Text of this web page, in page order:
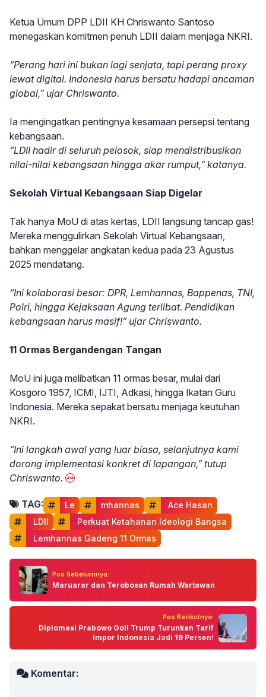
Ketua Umum DPP LDII KH Chriswanto Santoso
menegaskan komitmen penuh LDII dalam menjaga NKRI.
“Perang hari ini bukan lagi senjata, tapi perang proxy
lewat digital. Indonesia harus bersatu hadapi ancaman
global,” ujar Chriswanto.
Ia mengingatkan pentingnya kesamaan persepsi tentang
kebangsaan.
“LDII hadir di seluruh pelosok, siap mendistribusikan
nilai-nilai kebangsaan hingga akar rumput,” katanya.
Sekolah Virtual Kebangsaan Siap Digelar
Tak hanya MoU di atas kertas, LDII langsung tancap gas!
Mereka menggulirkan Sekolah Virtual Kebangsaan,
bahkan menggelar angkatan kedua pada 23 Agustus
2025 mendatang.
“Ini kolaborasi besar: DPR, Lemhannas, Bappenas, TNI,
Polri, hingga Kejaksaan Agung terlibat. Pendidikan
kebangsaan harus masif!” ujar Chriswanto.
11 Ormas Bergandengan Tangan
MoU ini juga melibatkan 11 ormas besar, mulai dari
Kosgoro 1957, ICMI, IJTI, Adkasi, hingga Ikatan Guru
Indonesia. Mereka sepakat bersatu menjaga keutuhan
NKRI.
“Ini langkah awal yang luar biasa, selanjutnya kami
dorong implementasi konkret di lapangan,” tutup
Chriswanto.
TAG: Le mhannas
Ace Hasan
LDII
Perkuat Ketahanan Ideologi Bangsa
Lemhannas Gadeng 11 Ormas
Pos Sebelumnya:
Maruarar dan Terobosan Rumah Wartawan
Pos Berikutnya:
Diplomasi Prabowo Gol! Trump Turunkan Tarif
Impor Indonesia Jadi 19 Persen!
Komentar: